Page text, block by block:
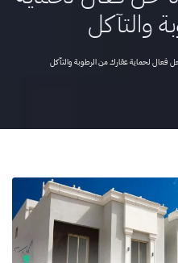
والتآكل
لحماية عقارك من الرطوبة والتآكل